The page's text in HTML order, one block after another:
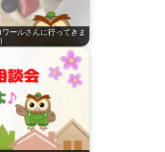
ールさんに行ってきま